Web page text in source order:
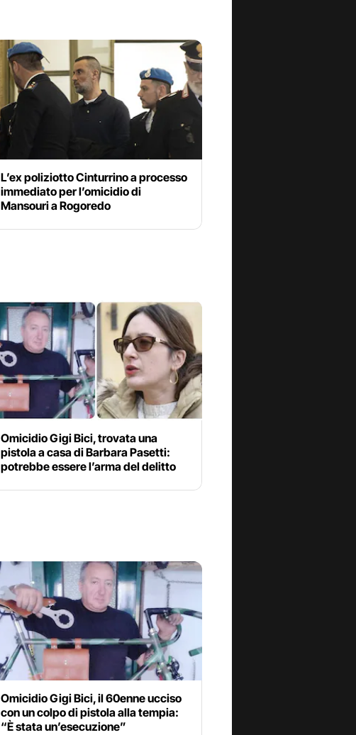
L’ex poliziotto Cinturrino a processo
immediato per l’omicidio di
Mansouri a Rogoredo
Omicidio Gigi Bici, trovata una
pistola a casa di Barbara Pasetti:
potrebbe essere l’arma del delitto
Omicidio Gigi Bici, il 60enne ucciso
con un colpo di pistola alla tempia:
“È stata un’esecuzione”